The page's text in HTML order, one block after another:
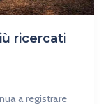
ricercati
a registrare